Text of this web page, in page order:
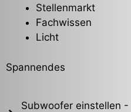
Stellenmarkt
Fachwissen
Licht
Spannendes
Subwoofer einstellen